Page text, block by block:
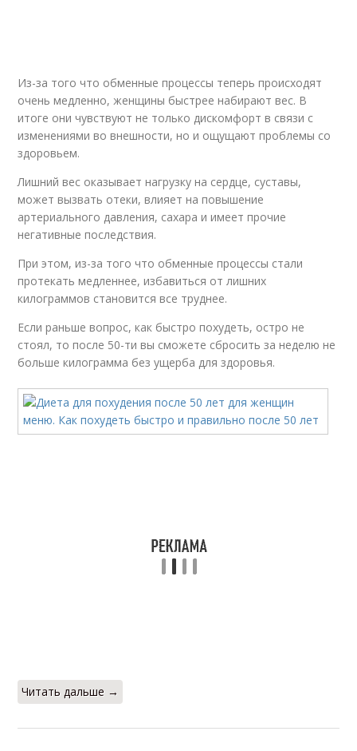
Из-за того что обменные процессы теперь происходят
очень медленно, женщины быстрее набирают вес. В
итоге они чувствуют не только дискомфорт в связи с
изменениями во внешности, но и ощущают проблемы со
здоровьем.
Лишний вес оказывает нагрузку на сердце, суставы,
может вызвать отеки, влияет на повышение
артериального давления, сахара и имеет прочие
негативные последствия.
При этом, из-за того что обменные процессы стали
протекать медленнее, избавиться от лишних
килограммов становится все труднее.
Если раньше вопрос, как быстро похудеть, остро не
стоял, то после 50-ти вы сможете сбросить за неделю не
больше килограмма без ущерба для здоровья.
Читать дальше →